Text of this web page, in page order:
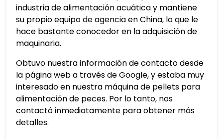
industria de alimentación acuática y mantiene
su propio equipo de agencia en China, lo que le
hace bastante conocedor en la adquisición de
maquinaria.
Obtuvo nuestra información de contacto desde
la página web a través de Google, y estaba muy
interesado en nuestra máquina de pellets para
alimentación de peces. Por lo tanto, nos
contactó inmediatamente para obtener más
detalles.